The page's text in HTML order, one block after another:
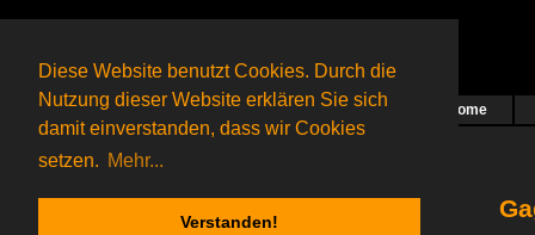
Diese Website benutzt Cookies. Durch die
Nutzung dieser Website erklären Sie sich
damit einverstanden, dass wir Cookies
setzen. Mehr...
Verstanden!
Das nächste Rätsel ist in Arbeit Home
7 Gagolganeronline(0 registrierte und 7 Gäste)
Gagolganer:
9732Rätsel online: